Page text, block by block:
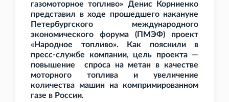
газомоторное топливо» Денис Корниенко
представил в ходе прошедшего накануне
Петербургского международного
экономического форума (ПМЭФ) проект
«Народное топливо». Как пояснили в
пресс-службе компании, цель проекта —
повышение спроса на метан в качестве
моторного топлива и увеличение
количества машин на компримированном
газе в России.